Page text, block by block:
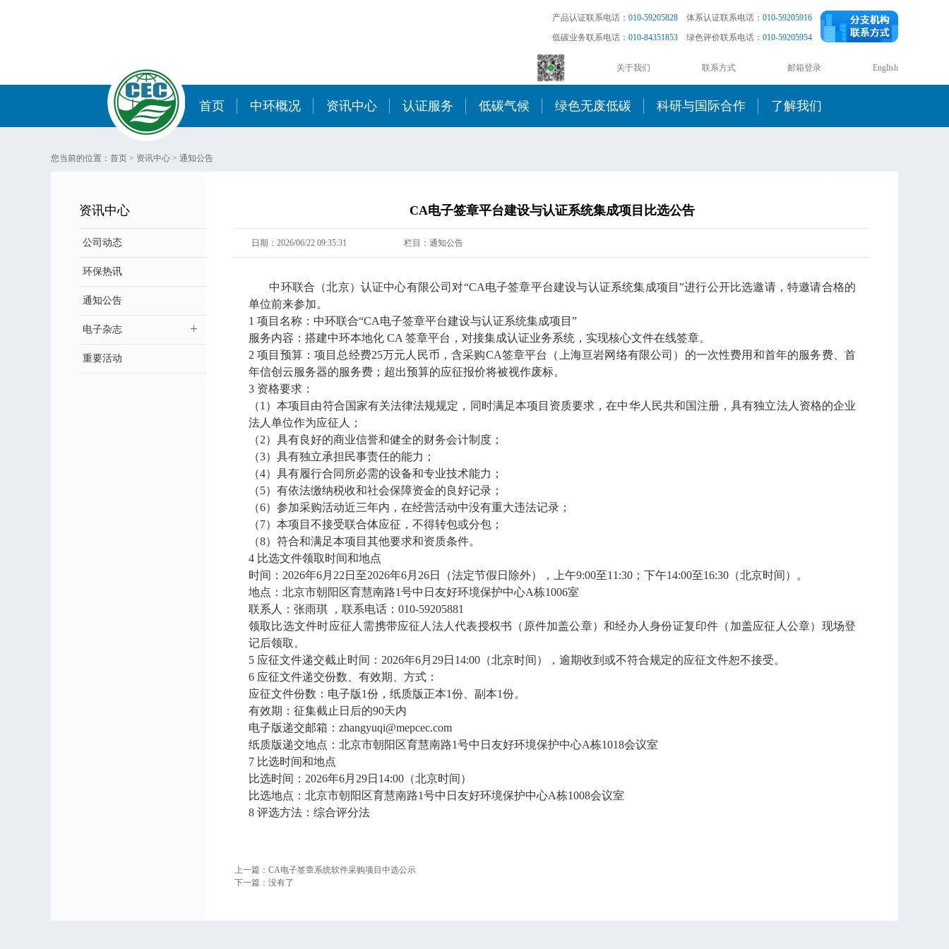
产品认证联系电话： 010-59205828 体系认证联系电话： 010-59205916
低碳业务联系电话： 010-84351853 绿色评价联系电话： 010-59205954
English
邮箱登录
联系方式
关于我们
首页 中环概况 资讯中心 认证服务 低碳气候 绿色无废低碳 科研与国际合作 了解我们
您当前的位置： 首页 > 资讯中心 > 通知公告
资讯中心
公司动态
环保热讯
通知公告
电子杂志
重要活动
CA电子签章平台建设与认证系统集成项目比选公告
日期：2026/06/22 09:35:31 栏目：通知公告
中环联合（北京）认证中心有限公司对“CA电子签章平台建设与认证系统集成项目”进行公开比选邀请，特邀请合格的
单位前来参加。
1 项目名称：中环联合“CA电子签章平台建设与认证系统集成项目”
服务内容：搭建中环本地化 CA 签章平台，对接集成认证业务系统，实现核心文件在线签章。
2 项目预算：项目总经费25万元人民币，含采购CA签章平台（上海亘岩网络有限公司）的一次性费用和首年的服务费、首
年信创云服务器的服务费；超出预算的应征报价将被视作废标。
3 资格要求：
（1）本项目由符合国家有关法律法规规定，同时满足本项目资质要求，在中华人民共和国注册，具有独立法人资格的企业
法人单位作为应征人；
（2）具有良好的商业信誉和健全的财务会计制度；
（3）具有独立承担民事责任的能力；
（4）具有履行合同所必需的设备和专业技术能力；
（5）有依法缴纳税收和社会保障资金的良好记录；
（6）参加采购活动近三年内，在经营活动中没有重大违法记录；
（7）本项目不接受联合体应征，不得转包或分包；
（8）符合和满足本项目其他要求和资质条件。
4 比选文件领取时间和地点
时间：2026年6月22日至2026年6月26日（法定节假日除外），上午9:00至11:30；下午14:00至16:30（北京时间）。
地点：北京市朝阳区育慧南路1号中日友好环境保护中心A栋1006室
联系人：张雨琪 ，联系电话：010-59205881
领取比选文件时应征人需携带应征人法人代表授权书（原件加盖公章）和经办人身份证复印件（加盖应征人公章）现场登
记后领取。
5 应征文件递交截止时间：2026年6月29日14:00（北京时间），逾期收到或不符合规定的应征文件恕不接受。
6 应征文件递交份数、有效期、方式：
应征文件份数：电子版1份，纸质版正本1份、副本1份。
有效期：征集截止日后的90天内
电子版递交邮箱：zhangyuqi@mepcec.com
纸质版递交地点：北京市朝阳区育慧南路1号中日友好环境保护中心A栋1018会议室
7 比选时间和地点
比选时间：2026年6月29日14:00（北京时间）
比选地点：北京市朝阳区育慧南路1号中日友好环境保护中心A栋1008会议室
8 评选方法：综合评分法
上一篇： CA电子签章系统软件采购项目中选公示
下一篇： 没有了